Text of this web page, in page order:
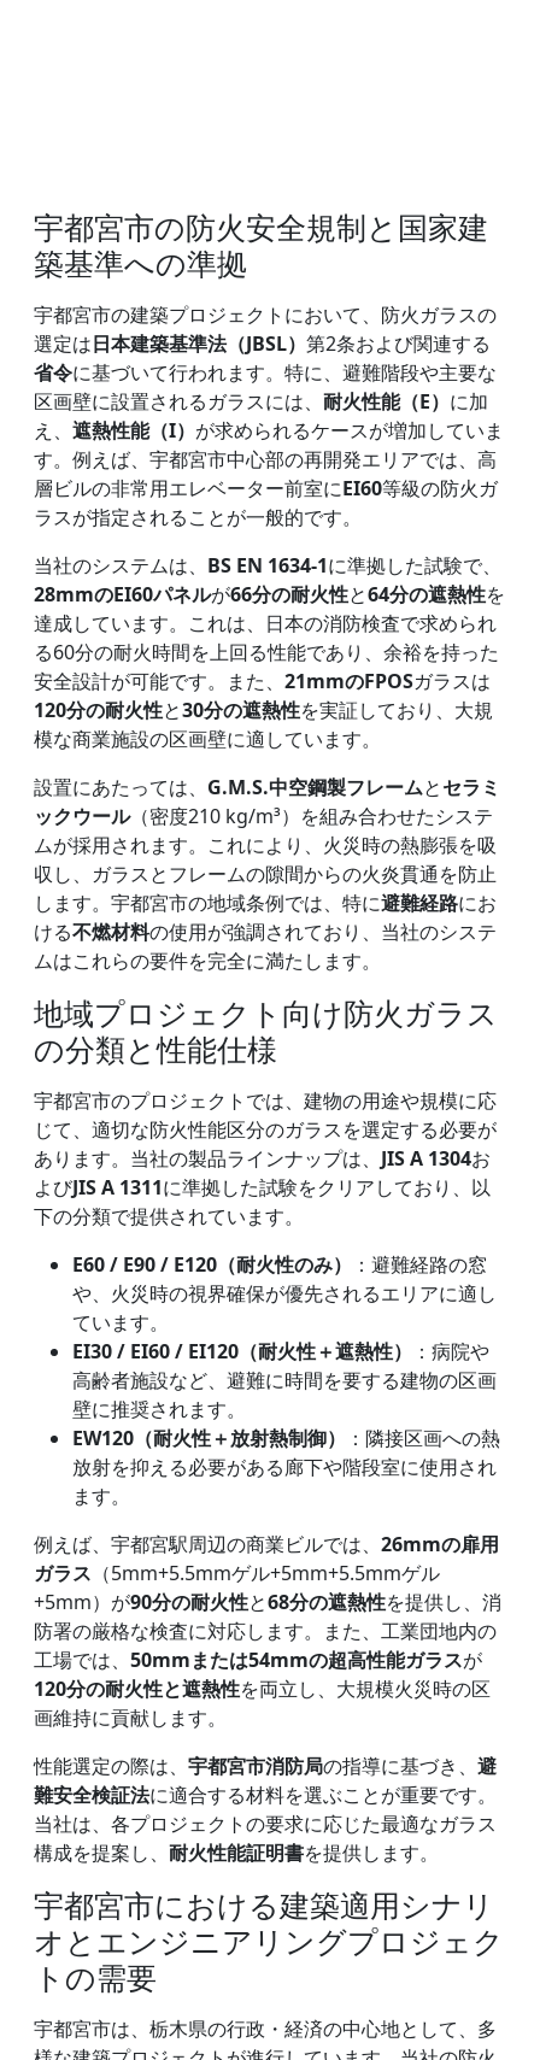
宇都宮市の防火安全規制と国家建
築基準への準拠
宇都宮市の建築プロジェクトにおいて、防火ガラスの
選定は日本建築基準法（JBSL） 第2条および関連する
省令に基づいて行われます。特に、避難階段や主要な
区画壁に設置されるガラスには、 耐火性能（E） に加
え、 遮熱性能（I） が求められるケースが増加していま
す。例えば、宇都宮市中心部の再開発エリアでは、高
層ビルの非常用エレベーター前室にEI60等級の防火ガ
ラスが指定されることが一般的です。
当社のシステムは、 BS EN 1634-1に準拠した試験で、
28mmのEI60パネルが66分の耐火性と64分の遮熱性を
達成しています。これは、日本の消防検査で求められ
る60分の耐火時間を上回る性能であり、余裕を持った
安全設計が可能です。また、 21mmのFPOSガラスは
120分の耐火性と30分の遮熱性を実証しており、大規
模な商業施設の区画壁に適しています。
設置にあたっては、 G.M.S.中空鋼製フレームとセラミ
ックウール（密度210 kg/m³）を組み合わせたシステ
ムが採用されます。これにより、火災時の熱膨張を吸
収し、ガラスとフレームの隙間からの火炎貫通を防止
します。宇都宮市の地域条例では、特に避難経路にお
ける不燃材料の使用が強調されており、当社のシステ
ムはこれらの要件を完全に満たします。
地域プロジェクト向け防火ガラス
の分類と性能仕様
宇都宮市のプロジェクトでは、建物の用途や規模に応
じて、適切な防火性能区分のガラスを選定する必要が
あります。当社の製品ラインナップは、 JIS A 1304お
よびJIS A 1311に準拠した試験をクリアしており、以
下の分類で提供されています。
E60 / E90 / E120（耐火性のみ）
：避難経路の窓
や、火災時の視界確保が優先されるエリアに適し
ています。
EI30 / EI60 / EI120（耐火性＋遮熱性）
：病院や
高齢者施設など、避難に時間を要する建物の区画
壁に推奨されます。
EW120（耐火性＋放射熱制御）
：隣接区画への熱
放射を抑える必要がある廊下や階段室に使用され
ます。
例えば、宇都宮駅周辺の商業ビルでは、 26mmの扉用
ガラス （5mm+5.5mmゲル+5mm+5.5mmゲル
+5mm）が90分の耐火性と68分の遮熱性を提供し、消
防署の厳格な検査に対応します。また、工業団地内の
工場では、 50mmまたは54mmの超高性能ガラスが
120分の耐火性と遮熱性を両立し、大規模火災時の区
画維持に貢献します。
性能選定の際は、 宇都宮市消防局の指導に基づき、 避
難安全検証法に適合する材料を選ぶことが重要です。
当社は、各プロジェクトの要求に応じた最適なガラス
構成を提案し、 耐火性能証明書を提供します。
宇都宮市における建築適用シナリ
オとエンジニアリングプロジェク
トの需要
宇都宮市は、栃木県の行政・経済の中心地として、多